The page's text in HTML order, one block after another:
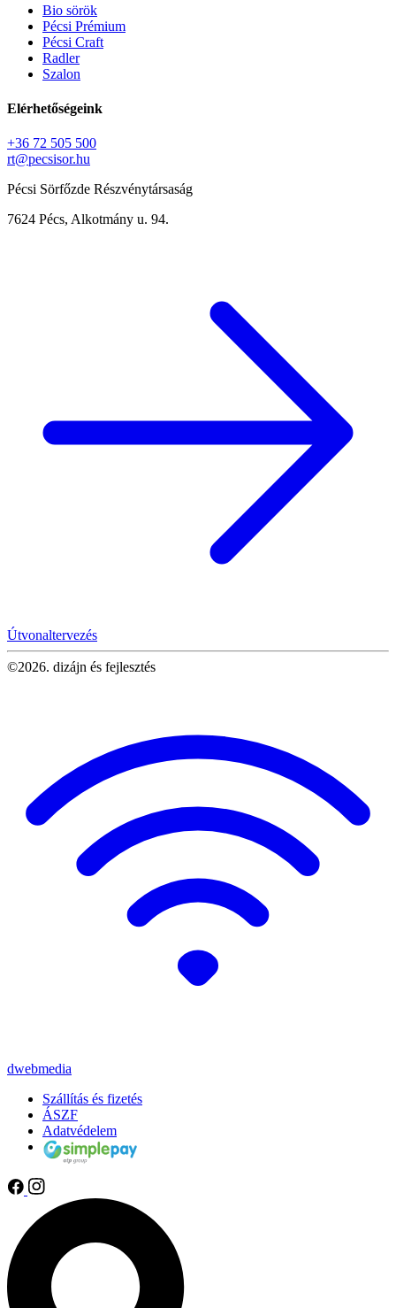
Bio sörök
Pécsi Prémium
Pécsi Craft
Radler
Szalon
Elérhetőségeink
+36 72 505 500
rt@pecsisor.hu
Pécsi Sörfőzde Részvénytársaság
7624 Pécs, Alkotmány u. 94.
Útvonaltervezés
©2026. dizájn és fejlesztés
dwebmedia
Szállítás és fizetés
ÁSZF
Adatvédelem